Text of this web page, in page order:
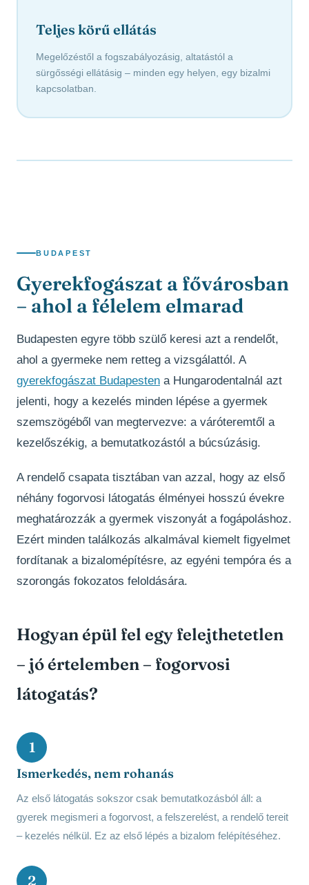
Teljes körű ellátás
Megelőzéstől a fogszabályozásig, altatástól a
sürgősségi ellátásig – minden egy helyen, egy bizalmi
kapcsolatban.
BUDAPEST
Gyerekfogászat a fővárosban
– ahol a félelem elmarad
Budapesten egyre több szülő keresi azt a rendelőt,
ahol a gyermeke nem retteg a vizsgálattól. A
gyerekfogászat Budapesten a Hungarodentalnál azt
jelenti, hogy a kezelés minden lépése a gyermek
szemszögéből van megtervezve: a váróteremtől a
kezelőszékig, a bemutatkozástól a búcsúzásig.
A rendelő csapata tisztában van azzal, hogy az első
néhány fogorvosi látogatás élményei hosszú évekre
meghatározzák a gyermek viszonyát a fogápoláshoz.
Ezért minden találkozás alkalmával kiemelt figyelmet
fordítanak a bizalomépítésre, az egyéni tempóra és a
szorongás fokozatos feloldására.
Hogyan épül fel egy felejthetetlen
– jó értelemben – fogorvosi
látogatás?
1
Ismerkedés, nem rohanás
Az első látogatás sokszor csak bemutatkozásból áll: a
gyerek megismeri a fogorvost, a felszerelést, a rendelő tereit
– kezelés nélkül. Ez az első lépés a bizalom felépítéséhez.
2